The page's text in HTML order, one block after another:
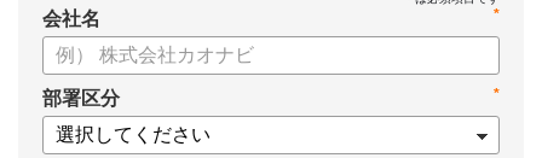
況や成果を明らかにすべく調査いたしました。
【資料の内容】
・タレントマネジメント推進の事業戦略貢献度
・タレントマネジメントシステム導入の手応え
*
会社名
*
部署区分